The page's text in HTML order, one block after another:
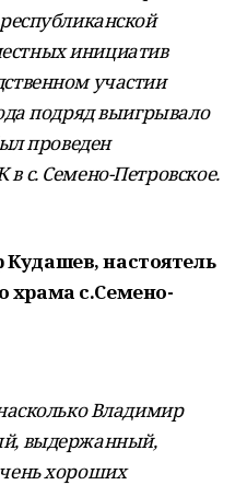
инициатив
участии
подряд выигрывало
проведен
с. Семено-Петровское.
настоятель
храма с.Семено-
Владимир
выдержанный,
хороших